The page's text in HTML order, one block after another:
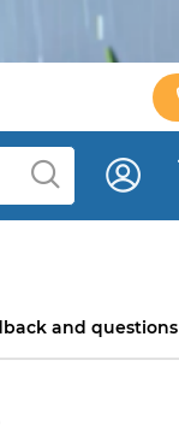
and questions